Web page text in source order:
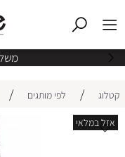
קטלוג / לפי מותגים /
אזל במלאי